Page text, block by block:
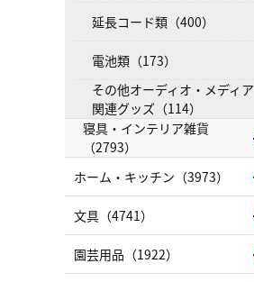
延長コード類（400）
電池類（173）
その他オーディオ・メディア
関連グッズ（114）
寝具・インテリア雑貨
（2793）
ホーム・キッチン（3973）
文具（4741）
園芸用品（1922）